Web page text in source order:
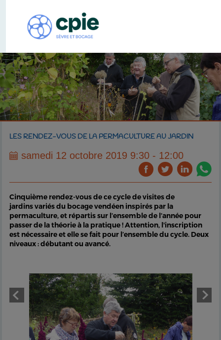
LES RENDEZ-VOUS DE LA PERMACULTURE AU JARDIN
samedi 12 octobre 2019 9:30 - 12:00
Cinquième rendez-vous de ce cycle de visites de
jardins variés du bocage vendéen inspirés par la
permaculture, et répartis sur l’ensemble de l’année pour
passer de la théorie à la pratique ! Attention, l'inscription
est nécessaire et elle se fait pour l’ensemble du cycle. Deux
niveaux : débutant ou avancé.